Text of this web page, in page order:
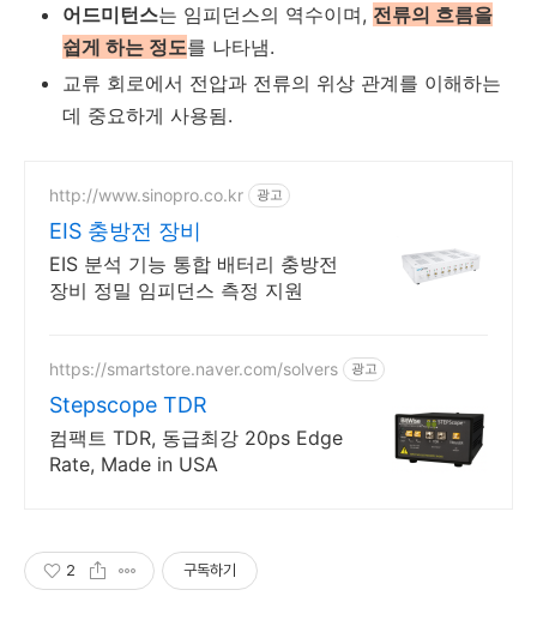
어드미턴스는 임피던스의 역수이며, 전류의 흐름을
쉽게 하는 정도를 나타냄.
교류 회로에서 전압과 전류의 위상 관계를 이해하는
데 중요하게 사용됨.
http://www.sinopro.co.kr 광고
EIS 충방전 장비
EIS 분석 기능 통합 배터리 충방전
장비 정밀 임피던스 측정 지원
https://smartstore.naver.com/solvers 광고
Stepscope TDR
컴팩트 TDR, 동급최강 20ps Edge
Rate, Made in USA
2 구독하기